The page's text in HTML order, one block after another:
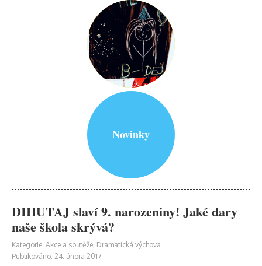
Novinky
DIHUTAJ slaví 9. narozeniny! Jaké dary
naše škola skrývá?
Kategorie: Akce a soutěže, Dramatická výchova
Publikováno: 24. února 2017